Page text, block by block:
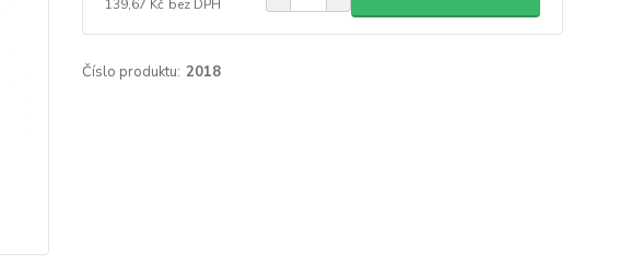
139,67 Kč bez DPH
Číslo produktu: 2018